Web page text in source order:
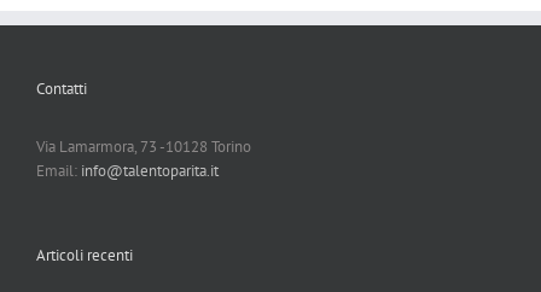
Contatti
Via Lamarmora, 73 -10128 Torino
Email: info@talentoparita.it
Articoli recenti